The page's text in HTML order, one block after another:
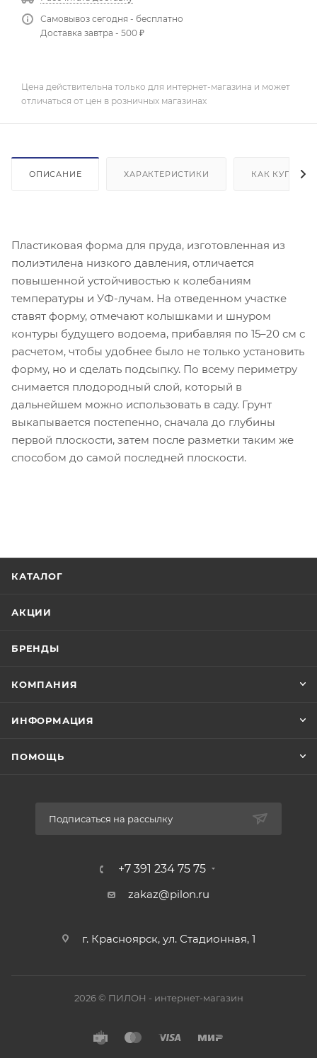
Самовывоз сегодня - бесплатно
Доставка завтра - 500 ₽
Цена действительна только для интернет-магазина и может
отличаться от цен в розничных магазинах
ОПИСАНИЕ ХАРАКТЕРИСТИКИ КАК КУПИТЬ
Пластиковая форма для пруда, изготовленная из
полиэтилена низкого давления, отличается
повышенной устойчивостью к колебаниям
температуры и УФ-лучам. На отведенном участке
ставят форму, отмечают колышками и шнуром
контуры будущего водоема, прибавляя по 15–20 см с
расчетом, чтобы удобнее было не только установить
форму, но и сделать подсыпку. По всему периметру
снимается плодородный слой, который в
дальнейшем можно использовать в саду. Грунт
выкапывается постепенно, сначала до глубины
первой плоскости, затем после разметки таким же
способом до самой последней плоскости.
КАТАЛОГ
АКЦИИ
БРЕНДЫ
КОМПАНИЯ
ИНФОРМАЦИЯ
ПОМОЩЬ
Подписаться на рассылку
+7 391 234 75 75
zakaz@pilon.ru
г. Красноярск, ул. Стадионная, 1
2026 © ПИЛОН - интернет-магазин